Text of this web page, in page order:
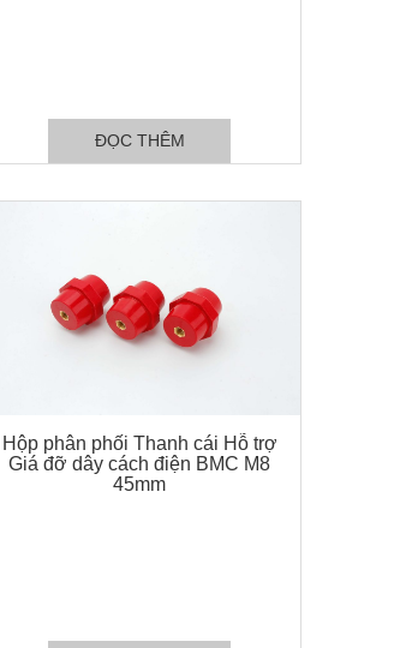
ĐỌC THÊM
Hộp phân phối Thanh cái Hỗ trợ
Giá đỡ dây cách điện BMC M8
45mm